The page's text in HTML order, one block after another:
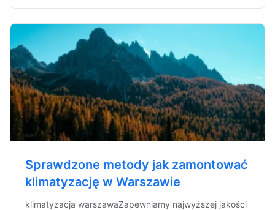
Sprawdzone metody jak zamontować
klimatyzację w Warszawie
klimatyzacja warszawaZapewniamy najwyższej jakości